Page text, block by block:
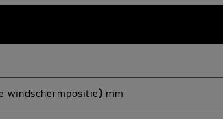
windschermpositie) mm